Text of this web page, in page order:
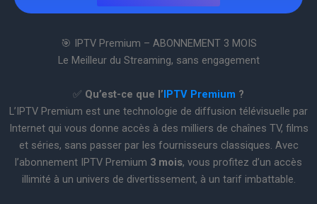
🎯 IPTV Premium – ABONNEMENT 3 MOIS
Le Meilleur du Streaming, sans engagement
✅ Qu’est-ce que l’IPTV Premium ?
L’IPTV Premium est une technologie de diffusion télévisuelle par
Internet qui vous donne accès à des milliers de chaînes TV, films
et séries, sans passer par les fournisseurs classiques. Avec
l’abonnement IPTV Premium 3 mois, vous profitez d’un accès
illimité à un univers de divertissement, à un tarif imbattable.